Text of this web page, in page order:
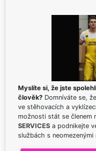
Myslíte si, že jste
člověk? Domníváte se,
ve stěhovacích a
možnosti stát se členem
SERVICES a podnikejte
službách s